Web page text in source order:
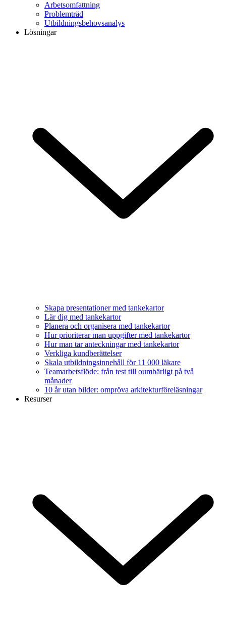
Arbetsomfattning
Problemträd
Utbildningsbehovsanalys
Lösningar
Skapa presentationer med tankekartor
Lär dig med tankekartor
Planera och organisera med tankekartor
Hur prioriterar man uppgifter med tankekartor
Hur man tar anteckningar med tankekartor
Verkliga kundberättelser
Skala utbildningsinnehåll för 11 000 läkare
Teamarbetsflöde: från test till oumbärligt på två
månader
10 år utan bilder: ompröva arkitekturföreläsningar
Resurser